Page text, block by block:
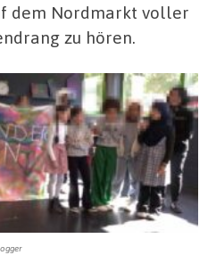
dem Nordmarkt voller
zu hören.